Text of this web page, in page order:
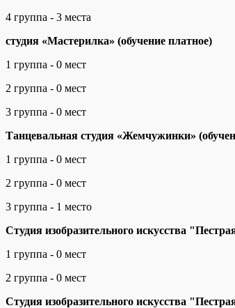
4 группа - 3 места
студия «Мастерилка» (обучение платное)
1 группа - 0 мест
2 группа - 0 мест
3 группа - 0 мест
Танцевальная студия «Жемчужинки»
1 группа - 0 мест
2 группа - 0 мест
3 группа - 1 место
Студия изобразительного искусства
1 группа - 0 мест
2 группа - 0 мест
Студия изобразительного искусства